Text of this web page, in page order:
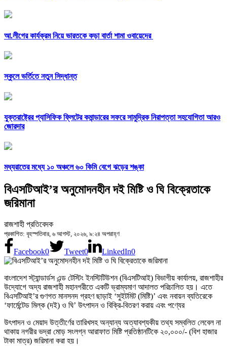
আ.লীগের কার্যক্রম নিয়ে ভারতকে কড়া বার্তা শামা ওবায়েদের
স্কুলে ভর্তিতে নতুন সিদ্ধান্ত
যুক্তরাষ্ট্রের প্যাসিফিক ফ্লিটের কমান্ডারের সফরে সামুদ্রিক নিরাপত্তা সহযোগিতা আরও
জোরদার
মধ্যরাতের মধ্যে ১০ অঞ্চলে ৬০ কিমি বেগে ঝড়ের শঙ্কা
বিএসটিআই’র অনুমোদনহীন দই মিষ্টি ও ঘি বিক্রেতাকে
জরিমানা
রাজশাহী প্রতিবেদক
প্রকাশিত: বৃহস্পতিবার, ৬ আগস্ট, ২০২৬, ৯:২৪ অপরাহ্ণ
Facebook0 Tweet0 LinkedIn0
বাংলাদেশ স্ট্যান্ডার্ডস এন্ড টেস্টিং ইনস্টিটিউশন (বিএসটিআই) বিভাগীয় কার্যালয়, রাজশাহীর
উদ্যোগে অদ্য রাজশাহী মহানগরীতে একটি ভ্রাম্যমাণ আদালত পরিচালিত হয়। এতে
বিএসটিআই’র গুণগত মানসনদ গ্রহণ ছাড়াই ‘সুইটমিট (মিষ্টি)’ এবং নবায়ন ব্যতিরেকে
‘ফার্মেন্টেড মিল্ক (দই) ও ঘি’ উৎপাদন ও বিক্রি-বিতরণ করায় এবং পণ্যের
উৎপাদন ও মেয়াদ উত্তীর্ণের তারিখসহ অন্যান্য অত্যাবশ্যকীয় তথ্য সম্বলিত লেবেল না
থাকায় নগরীর ভদ্রা মোড় সংলগ্ন আরাফাত মিষ্টি প্রতিষ্ঠানটিকে ২০,০০০/- (বিশ হাজার
টাকা মাত্র) জরিমানা করা হয়।